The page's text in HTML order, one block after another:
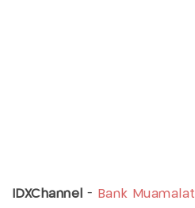
IDXChannel - Bank Muamalat